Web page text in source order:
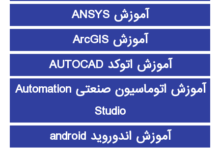
آموزش ANSYS
آموزش ArcGIS
آموزش اتوکد AUTOCAD
آموزش اتوماسیون صنعتی Automation
Studio
آموزش اندوروید android